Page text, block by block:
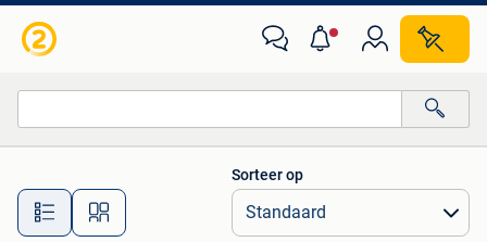
Alle afstanden…
Sorteer op